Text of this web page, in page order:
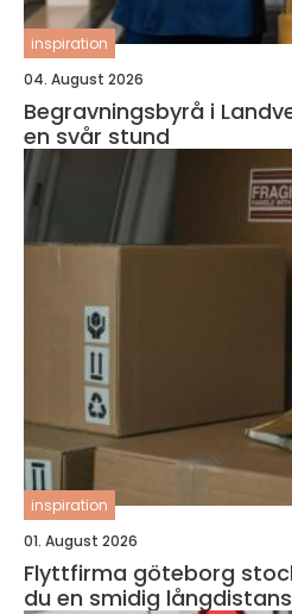
inspiration
04. August 2026
Begravningsbyrå i
en svår stund
inspiration
01. August 2026
Flyttfirma göteborg stockholm så
du en smidig